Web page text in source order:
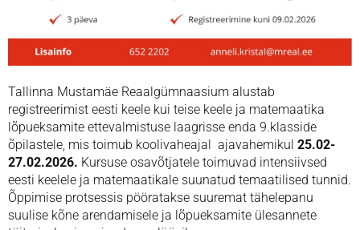
Tallinna Mustamäe Reaalgümnaasium alustab
registreerimist eesti keele kui teise keele ja matemaatika
lõpueksamite ettevalmistuse laagrisse enda 9.klasside
õpilastele, mis toimub koolivaheajal ajavahemikul 25.02-
27.02.2026. Kursuse osavõtjatele toimuvad intensiivsed
eesti keelele ja matemaatikale suunatud temaatilised tunnid.
Õppimise protsessis pööratakse suuremat tähelepanu
suulise kõne arendamisele ja lõpueksamite ülesannete